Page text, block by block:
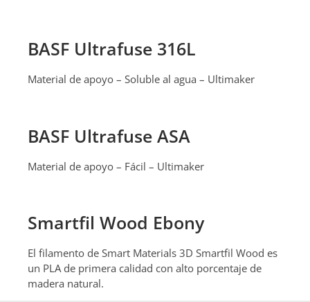
BASF Ultrafuse 316L
Material de apoyo – Soluble al agua – Ultimaker
BASF Ultrafuse ASA
Material de apoyo – Fácil – Ultimaker
Smartfil Wood Ebony
El filamento de Smart Materials 3D Smartfil Wood es
un PLA de primera calidad con alto porcentaje de
madera natural.